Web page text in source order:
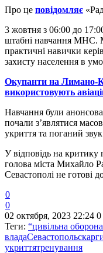
Про це повідомляє
3 жовтня з 06:00 до
штабні навчання МНС.
практичні навички
захисту населення в
Окупанти на Лимано-
використовують
Навчання були
почали з’являтися
укриття та поганий
У відповідь на
голова міста Михайло
Севастополі не готові
0
0
02 октября, 2023 22:24 0
Теги: “цивільна
владаСевастополь
укриттятренування